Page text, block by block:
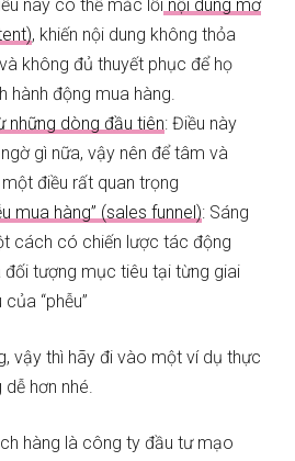
này có thể mắc lỗi nội dung mơ
, khiến nội dung không thỏa
không đủ thuyết phục để họ
hành động mua hàng.
những dòng đầu tiên: Điều này
gì nữa, vậy nên để tâm và
điều rất quan trọng
mua hàng” (sales funnel): Sáng
cách có chiến lược tác động
tượng mục tiêu tại từng giai
“phễu”
vậy thì hãy đi vào một ví dụ thực
hơn nhé.
hàng là công ty đầu tư mạo